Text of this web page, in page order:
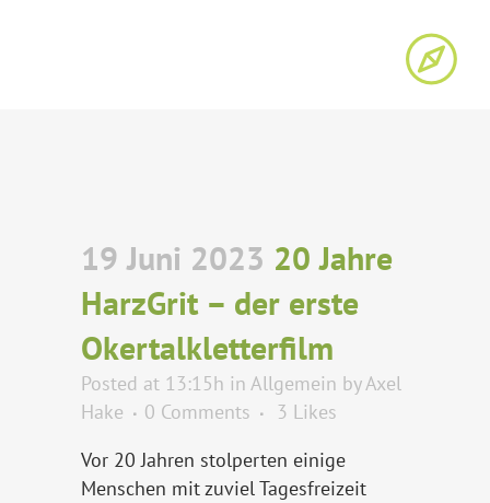
19 Juni 2023 20 Jahre
HarzGrit – der erste
Okertalkletterfilm
Posted at 13:15h in Allgemein byAxel
Hake
0 Comments 3 Likes
Vor 20 Jahren stolperten einige
Menschen mit zuviel Tagesfreizeit